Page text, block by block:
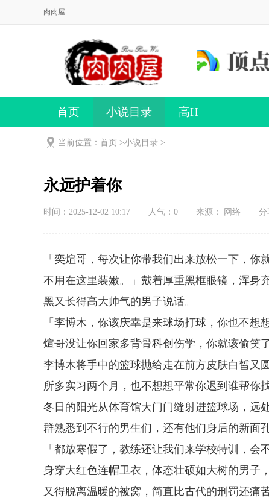
肉肉屋
首页 小说目录 高H
当前位置：首页 >小说目录 >
永远护着你
时间：2025-12-02 10:17 人气： 0 来源： 网络 分
「奕煊哥，每次让你带我们出来放松一下，
不用在这里装嫩。」戴着厚重黑框眼镜，浑身
黑又长得高大帅气的男子说话。
「李博木，你该庆幸是来球场打球，你也不
煊哥没让你回家多背骨科创伤学，你就该偷笑了
李博木将手中的篮球抛给走在前方皮肤白皙又
所多实习两个月，也不想想平常你迟到谁帮你
冬日的阳光从体育馆大门门缝射进篮球场，远
群熟悉到不行的男生们，还有他们身后的新面孔
「都放寒假了，教练还让我们来学校特训，会
身穿大红色连帽卫衣，体态壮硕如大树的男子
又得脱离温暖的被窝，简直比古代的刑罚还痛苦